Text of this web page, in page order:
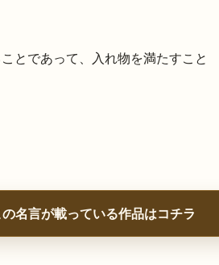
とであって、入れ物を満たすこと
の名言が載っている作品はコチラ